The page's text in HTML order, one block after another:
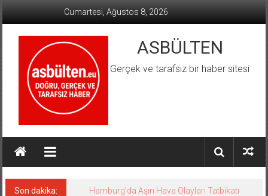
Cumartesi, Ağustos 8, 2026
ASBÜLTEN
Gerçek ve tarafsız bir haber sitesi
Son dakika: Hamburg’da Aşırı Hava Olayları Tatbikatı